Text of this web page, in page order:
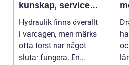
kunskap, service
och rätt lösningar
när du behöver
dem
Hydraulik finns överallt
i vardagen, men märks
ofta först när något
slutar fungera. En